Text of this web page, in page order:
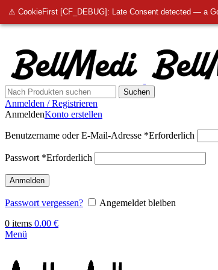
⚠ CookieFirst [CF_DEBUG]: Late Consent detected — a
info@bellmedi.at
Suchen
Anmelden / Registrieren
AnmeldenKonto erstellen
Benutzername oder E-Mail-Adresse *Erforderlich
Passwort *Erforderlich
Anmelden
Passwort vergessen?
Angemeldet bleiben
0 items 0.00 €
Menü